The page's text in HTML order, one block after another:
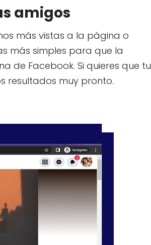
amigos
más vistas a la página o
más simples para que la
de Facebook. Si quieres que tu
resultados muy pronto.